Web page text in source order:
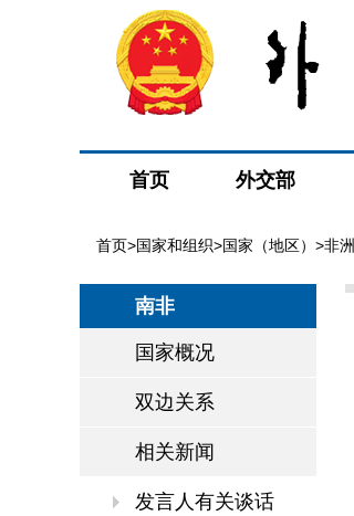
首页 外交部
首页>国家和组织>国家（地区） >非洲
南非
国家概况
双边关系
相关新闻
发言人有关谈话